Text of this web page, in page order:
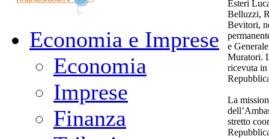
Economia e Imprese
Economia
Imprese
Finanza
Esteri
Belluzzi,
Bevitori,
e
Muratori.
ricevuta in
La
stretto